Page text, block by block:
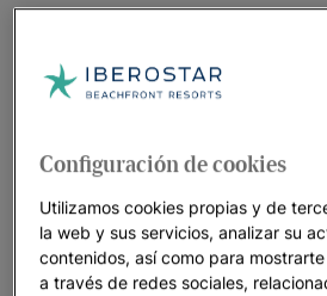
Un paseo por el hotel
Configuración de cookies
Utilizamos cookies propias y de
la web y sus servicios, analizar su
contenidos, así como para
a través de redes sociales,